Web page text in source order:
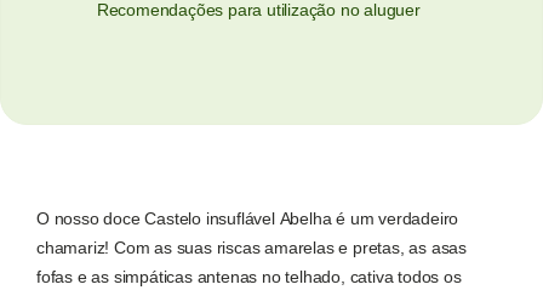
Recomendações para utilização no aluguer
O nosso doce Castelo insuflável Abelha é um verdadeiro
chamariz! Com as suas riscas amarelas e pretas, as asas
fofas e as simpáticas antenas no telhado, cativa todos os